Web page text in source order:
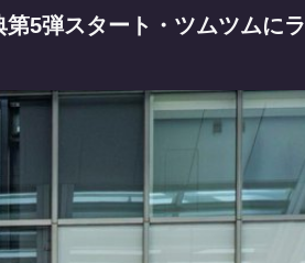
5弾スタート・ツムツムに